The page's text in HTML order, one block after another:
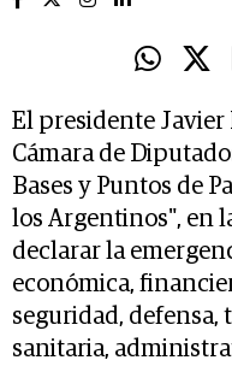
El presidente Javier
Cámara de
Bases y Puntos de
los Argentinos", en
declarar la
económica,
seguridad, defensa,
sanitaria,